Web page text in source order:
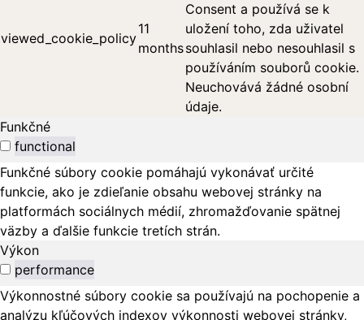
viewed_cookie_policy
11
months
Consent a používá se k
uložení toho, zda uživatel
souhlasil nebo nesouhlasil s
používáním souborů cookie.
Neuchovává žádné osobní
údaje.
Funkčné
functional
Funkčné súbory cookie pomáhajú vykonávať určité
funkcie, ako je zdieľanie obsahu webovej stránky na
platformách sociálnych médií, zhromažďovanie spätnej
väzby a ďalšie funkcie tretích strán.
Výkon
performance
Výkonnostné súbory cookie sa používajú na pochopenie a
analýzu kľúčových indexov výkonnosti webovej stránky,